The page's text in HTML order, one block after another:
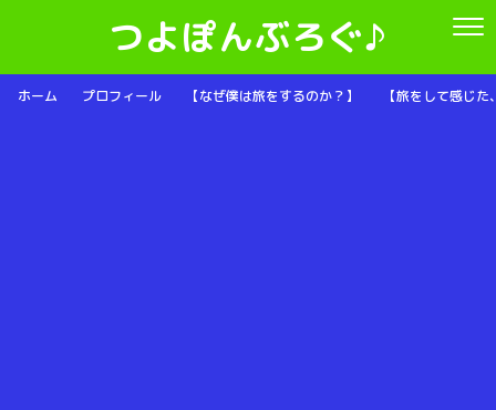
つよぽんぶろぐ♪
ホーム プロフィール 【なぜ僕は旅をするのか？】 【旅をして感じ